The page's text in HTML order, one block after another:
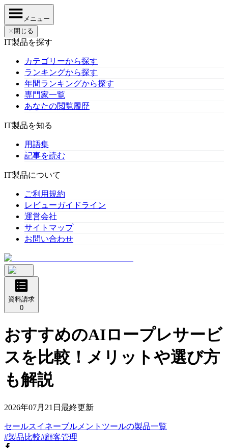
メニュー
✕ 閉じる
IT製品を探す
カテゴリーから探す
ランキングから探す
年間ランキングから探す
専門家一覧
あなたの閲覧履歴
IT製品を知る
用語集
記事を読む
IT製品について
ご利用規約
レビューガイドライン
運営会社
サイトマップ
お問い合わせ
資料請求
0
おすすめのAIロープレサービ
スを比較！メリットや選び方
も解説
2026年07月21日 最終更新
セールスイネーブルメントツールの製品一覧
#製品比較#顧客管理